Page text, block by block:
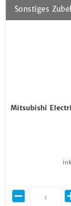
Sonstiges
Mitsubishi